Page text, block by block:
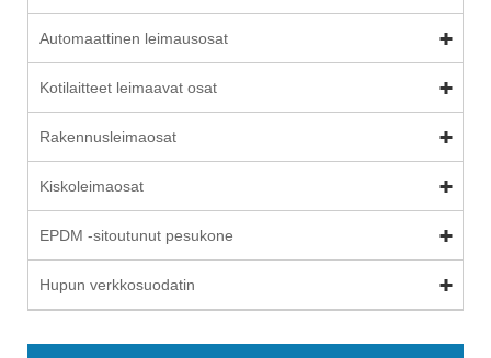
Automaattinen leimausosat
Kotilaitteet leimaavat osat
Rakennusleimaosat
Kiskoleimaosat
EPDM -sitoutunut pesukone
Hupun verkkosuodatin